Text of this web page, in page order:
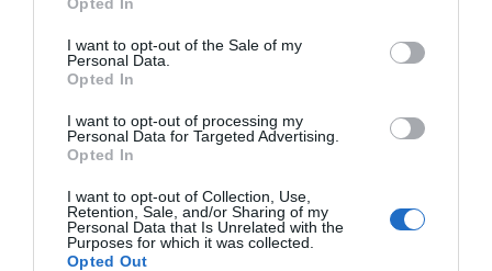
use your data for below specified purposes in below Google
consent section.
I want to opt-out of the Sale of my
Personal Data.
Opted In
I want to opt-out of processing my
Personal Data for Targeted Advertising.
Opted In
I want to opt-out of Collection, Use,
Retention, Sale, and/or Sharing of my
Personal Data that Is Unrelated with the
Purposes for which it was collected.
Opted Out
Στερεάς Ελλάδας
Χαλκίδα: Γιατί φωτίστηκε στα
παραλία
10.08.2026 | 10:40
Έκτακτη διακοπή νερού στους
Ωρεούς Ευβοίας
10.08.2026 | 10:20